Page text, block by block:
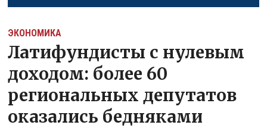
ЭКОНОМИКА
Латифундисты с нулевым
доходом: более 60
региональных депутатов
оказались бедняками